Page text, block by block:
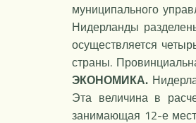
муниципального
Нидерланды
осуществляется
страны.
ЭКОНОМИКА.
Эта величина в
занимающая 12-е